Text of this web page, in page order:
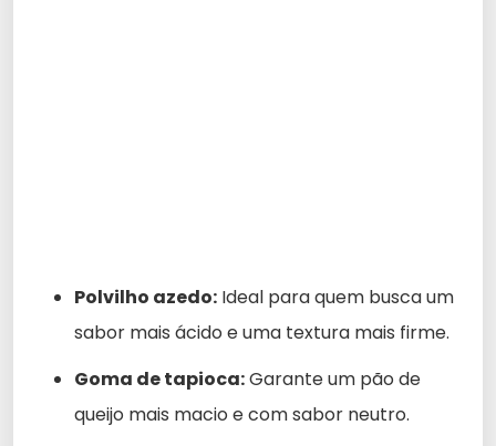
Polvilho azedo: Ideal para quem busca um
sabor mais ácido e uma textura mais firme.
Goma de tapioca:Garante um pão de
queijo mais macio e com sabor neutro.